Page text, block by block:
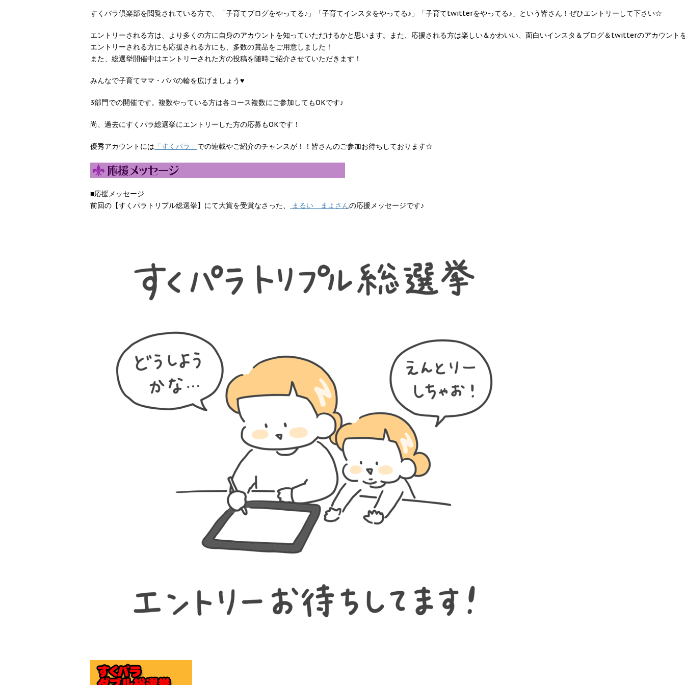
すくパラ倶楽部を閲覧されている方で、「子育てブログをやってる♪」「子育てインスタをやってる♪」「子育てtwitterをやってる♪」という皆さん！ぜひエントリーして下さい☆
エントリーされる方は、より多くの方に自身のアカウントを知っていただけるかと思います。また、応援される方は楽しい＆かわいい、面白いインスタ＆ブログ＆twitterのアカウント
エントリーされる方にも応援される方にも、多数の賞品をご用意しました！
また、総選挙開催中はエントリーされた方の投稿を随時ご紹介させていただきます！
みんなで子育てママ・パパの輪を広げましょう♥
3部門での開催です。複数やっている方は各コース複数にご参加してもOKです♪
尚、過去にすくパラ総選挙にエントリーした方の応募もOKです！
優秀アカウントには 「すくパラ」 での連載やご紹介のチャンスが！！皆さんのご参加お待ちしております☆
■応援メッセージ
前回の【すくパラトリプル総選挙】にて大賞を受賞なさった、
まるい まよさんの応援メッセージです♪